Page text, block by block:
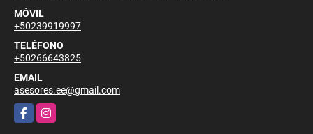
MÓVIL
+50239919997
TELÉFONO
+50266643825
EMAIL
asesores.ee@gmail.com
FacebookInstagram